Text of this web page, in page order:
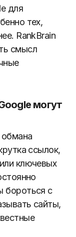
для
тех,
RankBrain
смысл
могут
ссылок,
ключевых
бороться с
сайты,